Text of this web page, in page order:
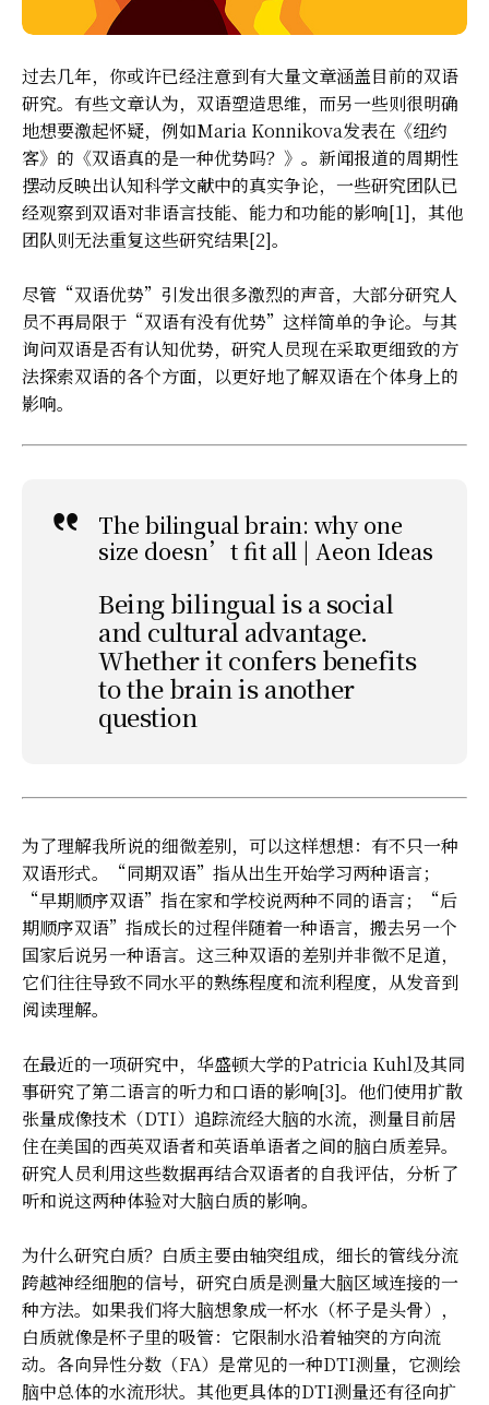
过去几年，你或许已经注意到有大量文章涵盖目前的双语
研究。有些文章认为，双语塑造思维，而另一些则很明确
地想要激起怀疑，例如Maria Konnikova发表在《纽约
客》的《双语真的是一种优势吗？》。新闻报道的周期性
摆动反映出认知科学文献中的真实争论，一些研究团队已
经观察到双语对非语言技能、能力和功能的影响[1]，其他
团队则无法重复这些研究结果[2]。
尽管“双语优势”引发出很多激烈的声音，大部分研究人
员不再局限于“双语有没有优势”这样简单的争论。与其
询问双语是否有认知优势，研究人员现在采取更细致的方
法探索双语的各个方面，以更好地了解双语在个体身上的
影响。
The bilingual brain: why one
size doesn’t fit all | Aeon Ideas
Being bilingual is a social
and cultural advantage.
Whether it confers benefits
to the brain is another
question
为了理解我所说的细微差别，可以这样想想：有不只一种
双语形式。“同期双语”指从出生开始学习两种语言；
“早期顺序双语”指在家和学校说两种不同的语言；“后
期顺序双语”指成长的过程伴随着一种语言，搬去另一个
国家后说另一种语言。这三种双语的差别并非微不足道，
它们往往导致不同水平的熟练程度和流利程度，从发音到
阅读理解。
在最近的一项研究中，华盛顿大学的Patricia Kuhl及其同
事研究了第二语言的听力和口语的影响[3]。他们使用扩散
张量成像技术（DTI）追踪流经大脑的水流，测量目前居
住在美国的西英双语者和英语单语者之间的脑白质差异。
研究人员利用这些数据再结合双语者的自我评估，分析了
听和说这两种体验对大脑白质的影响。
为什么研究白质？白质主要由轴突组成，细长的管线分流
跨越神经细胞的信号，研究白质是测量大脑区域连接的一
种方法。如果我们将大脑想象成一杯水（杯子是头骨），
白质就像是杯子里的吸管：它限制水沿着轴突的方向流
动。各向异性分数（FA）是常见的一种DTI测量，它测绘
脑中总体的水流形状。其他更具体的DTI测量还有径向扩